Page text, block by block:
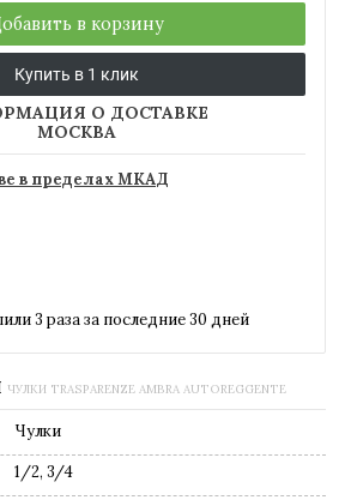
в корзину
Купить в 1 клик
О ДОСТАВКЕ
МОСКВА
в пределах МКАД
3 раза за последние 30 дней
ЧУЛКИ TRASPARENZE AMBRA AUTOREGGENTE
Чулки
1/2, 3/4